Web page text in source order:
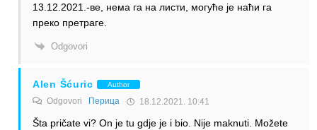
13.12.2021.-ве, нема га на листи, могуће је наћи га
преко претраге.
Odgovori
Alen Šćuric Author
Odgovori Перица 18.12.2021. 10:41
Šta pričate vi? On je tu gdje je i bio. Nije maknuti. Možete